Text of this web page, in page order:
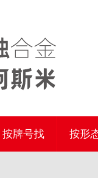
按牌号找 按形